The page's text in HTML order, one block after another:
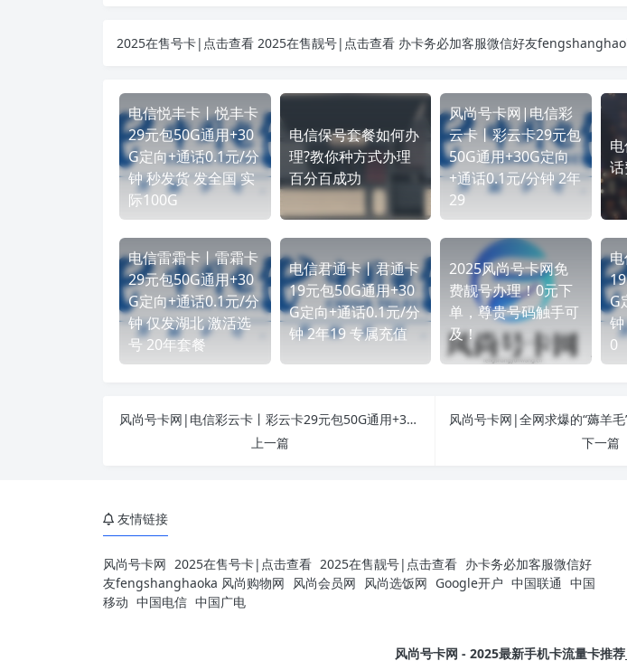
正文完
风尚号卡网-1对1指导办卡|自助免费下单：--->2025在售号卡|点击查看
优惠
发表至： 电信号卡